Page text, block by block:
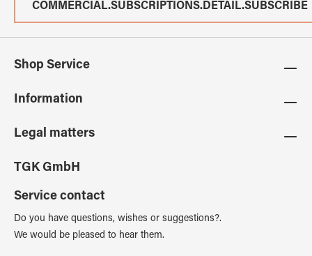
COMMERCIAL.SUBSCRIPTIONS.DETAIL.SUBSCRIBE
Shop Service
Information
Legal matters
TGK GmbH
Service contact
Do you have questions, wishes or suggestions?.
We would be pleased to hear them.